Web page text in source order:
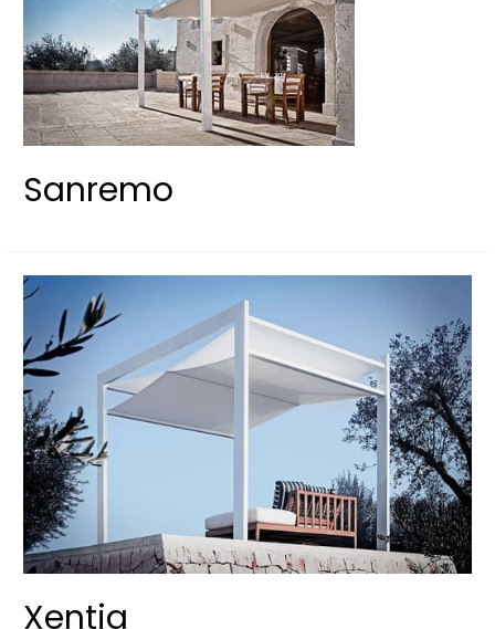
Sanremo
Xentia